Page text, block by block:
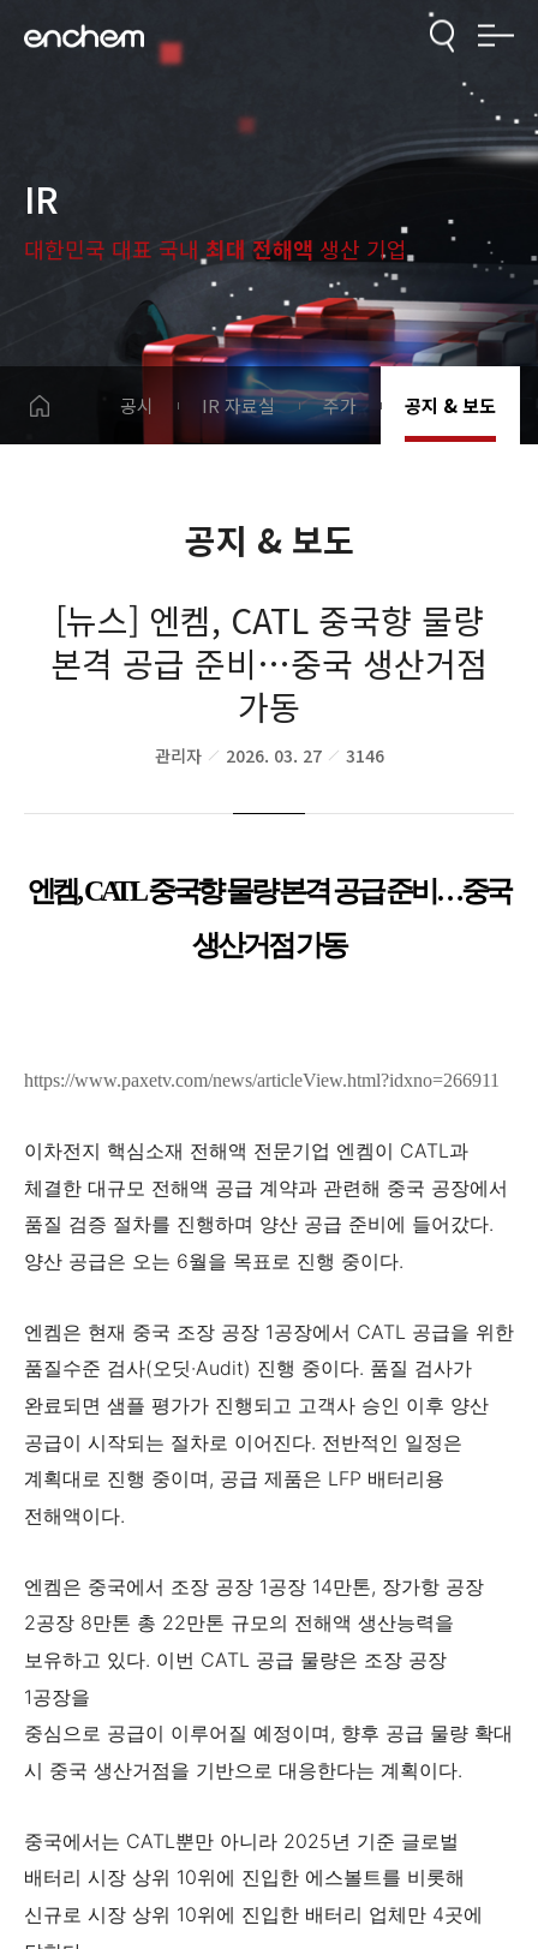
IR
대한민국 대표 국내 최대 전해액 생산 기업
공시 IR 자료실 주가 공지 & 보도
공지 & 보도
[뉴스] 엔켐, CATL 중국향 물량
본격 공급 준비…중국 생산거점
가동
관리자 2026. 03. 27 3146
엔켐, CATL 중국향 물량 본격 공급 준비…중국
생산거점 가동
https://www.paxetv.com/news/articleView.html?idxno=266911
이차전지 핵심소재 전해액 전문기업 엔켐이 CATL과
체결한 대규모 전해액 공급 계약과 관련해 중국 공장에서
품질 검증 절차를 진행하며 양산 공급 준비에 들어갔다.
양산 공급은 오는 6월을 목표로 진행 중이다.
엔켐은 현재 중국 조장 공장 1공장에서 CATL 공급을 위한
품질수준 검사(오딧·Audit) 진행 중이다. 품질 검사가
완료되면 샘플 평가가 진행되고 고객사 승인 이후 양산
공급이 시작되는 절차로 이어진다. 전반적인 일정은
계획대로 진행 중이며, 공급 제품은 LFP 배터리용
전해액이다.
엔켐은 중국에서 조장 공장 1공장 14만톤, 장가항 공장
2공장 8만톤 총 22만톤 규모의 전해액 생산능력을
보유하고 있다. 이번 CATL 공급 물량은 조장 공장
1공장을
중심으로 공급이 이루어질 예정이며, 향후 공급 물량 확대
시 중국 생산거점을 기반으로 대응한다는 계획이다.
중국에서는 CATL뿐만 아니라 2025년 기준 글로벌
배터리 시장 상위 10위에 진입한 에스볼트를 비롯해
신규로 시장 상위 10위에 진입한 배터리 업체만 4곳에